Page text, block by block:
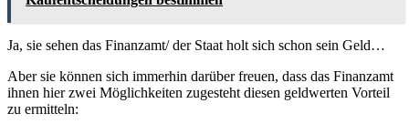
Ja, sie sehen das Finanzamt/ der Staat holt sich schon sein Geld…
Aber sie können sich immerhin darüber freuen, dass das Finanzamt
ihnen hier zwei Möglichkeiten zugesteht diesen geldwerten Vorteil
zu ermitteln: